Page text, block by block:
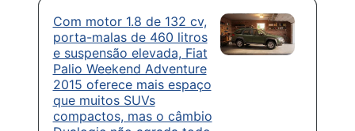
Com motor 1.8 de 132 cv,
porta-malas de 460 litros
e suspensão elevada, Fiat
Palio Weekend Adventure
2015 oferece mais espaço
que muitos SUVs
compactos, mas o câmbio